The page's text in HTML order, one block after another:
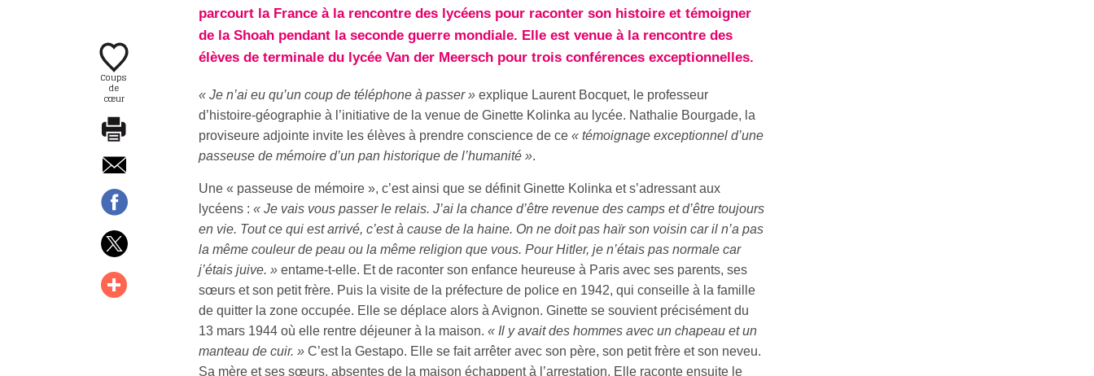
Coups
de
cœur
parcourt la France à la rencontre des lycéens pour raconter son histoire et témoigner
de la Shoah pendant la seconde guerre mondiale. Elle est venue à la rencontre des
élèves de terminale du lycée Van der Meersch pour trois conférences exceptionnelles.
« Je n’ai eu qu’un coup de téléphone à passer »explique Laurent Bocquet, le professeur
d’histoire-géographie à l’initiative de la venue de Ginette Kolinka au lycée. Nathalie Bourgade, la
proviseure adjointe invite les élèves à prendre conscience de ce « témoignage exceptionnel d’une
passeuse de mémoire d’un pan historique de l’humanité ».
Une « passeuse de mémoire », c’est ainsi que se définit Ginette Kolinka et s’adressant aux
lycéens : « Je vais vous passer le relais. J’ai la chance d’être revenue des camps et d’être toujours
en vie. Tout ce qui est arrivé, c’est à cause de la haine. On ne doit pas haïr son voisin car il n’a pas
la même couleur de peau ou la même religion que vous. Pour Hitler, je n’étais pas normale car
j’étais juive. »entame-t-elle. Et de raconter son enfance heureuse à Paris avec ses parents, ses
sœurs et son petit frère. Puis la visite de la préfecture de police en 1942, qui conseille à la famille
de quitter la zone occupée. Elle se déplace alors à Avignon. Ginette se souvient précisément du
13 mars 1944 où elle rentre déjeuner à la maison. « Il y avait des hommes avec un chapeau et un
manteau de cuir. »C’est la Gestapo. Elle se fait arrêter avec son père, son petit frère et son neveu.
Sa mère et ses sœurs, absentes de la maison échappent à l’arrestation. Elle raconte ensuite le